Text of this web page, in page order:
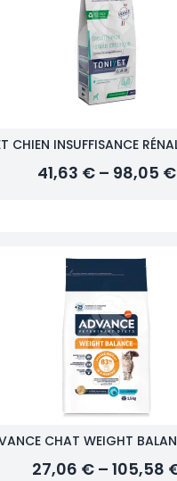
CHIEN INSUFFISANCE
41,63 € – 98,05 €
CHAT WEIGHT
27,06 € – 105,58